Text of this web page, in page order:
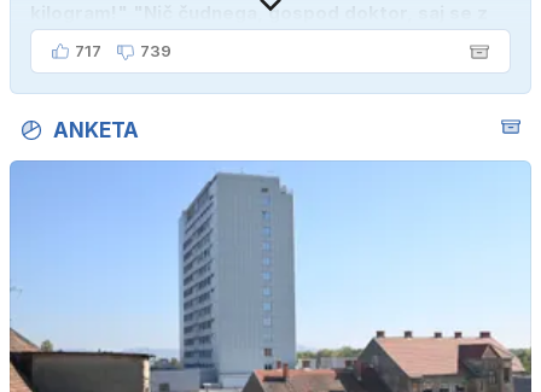
kilogram!" "Nič čudnega, gospod doktor, saj se z
ženo poznava šele tri mesece."
717 739
ANKETA